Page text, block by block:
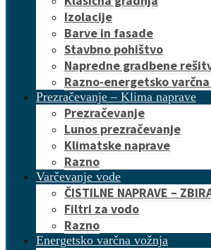
Izolacije
Barve in fasade
Stavbno pohištvo
Napredne gradbene
Razno-energetsko
Prezračevanje – Klima naprave
Prezračevanje
Lunos prezračevanje
Klimatske naprave
Razno
Varčevanje vode
ČISTILNE NAPRAVE –
Filtri za vodo
Razno
Energetsko varčna vožnja